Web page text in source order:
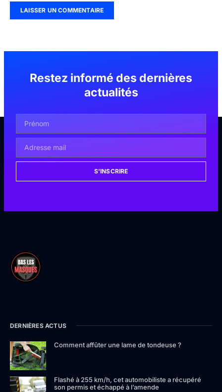
Restez informé des dernières
actualités
S'INSCRIRE
DERNIÈRES ACTUS
Comment affûter une lame de tondeuse ?
Flashé à 255 km/h, cet automobiliste a récupéré
son permis et échappé à l’amende